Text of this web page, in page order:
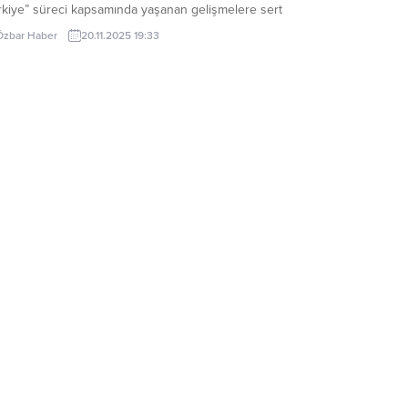
süreci kapsamında yaşanan gelişmelere sert
tepki gösterdi. Dervişoğlu, TBMM Başkanı’nın
eleştirerek şu ifadeleri kullandı: “Gazi Meclisin
Haber 20.11.2025 19:33